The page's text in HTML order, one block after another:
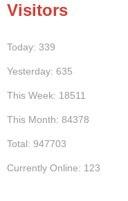
Visitors
Today: 339
Yesterday: 635
This Week: 18511
This Month: 84378
Total: 947703
Currently Online: 123